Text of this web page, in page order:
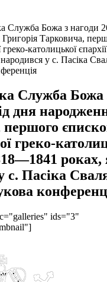
Служба Божа з нагоди
Тарковича,
греко-католицької
у с. Пасіка
Служба Божа
дня
греко-
с. Пасіка
ids="3"